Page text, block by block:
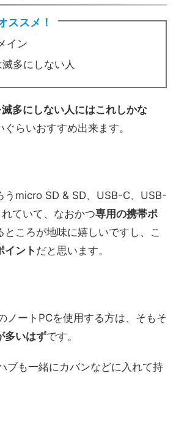
ススメ！
イン
多にしない人
多にしない人にはこれしかな
ぐらいおすすめ出来ます。
うmicro SD & SD、USB-C、USB-
ていて、なおかつ専用の携帯ポ
ところが地味に嬉しいですし、こ
イント だと思います。
ノートPCを使用する方は、そもそ
多いはずです。
ブも一緒にカバンなどに入れて持